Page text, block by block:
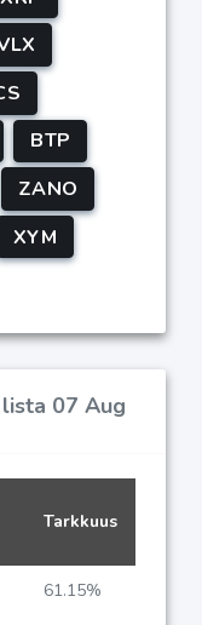
BTP
ZANO
XYM
07 Aug
Tarkkuus
61.15%